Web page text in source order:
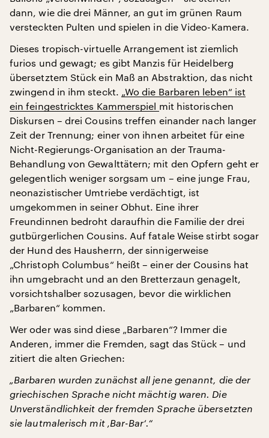
dann, wie die drei Männer, an gut im grünen Raum
versteckten Pulten und spielen in die Video-Kamera.
Dieses tropisch-virtuelle Arrangement ist ziemlich
furios und gewagt; es gibt Manzis für Heidelberg
übersetztem Stück ein Maß an Abstraktion, das nicht
zwingend in ihm steckt. „Wo die Barbaren leben“ ist
ein feingestricktes Kammerspiel mit historischen
Diskursen – drei Cousins treffen einander nach langer
Zeit der Trennung; einer von ihnen arbeitet für eine
Nicht-Regierungs-Organisation an der Trauma-
Behandlung von Gewalttätern; mit den Opfern geht er
gelegentlich weniger sorgsam um – eine junge Frau,
neonazistischer Umtriebe verdächtigt, ist
umgekommen in seiner Obhut. Eine ihrer
Freundinnen bedroht daraufhin die Familie der drei
gutbürgerlichen Cousins. Auf fatale Weise stirbt sogar
der Hund des Hausherrn, der sinnigerweise
„Christoph Columbus“ heißt – einer der Cousins hat
ihn umgebracht und an den Bretterzaun genagelt,
vorsichtshalber sozusagen, bevor die wirklichen
„Barbaren“ kommen.
Wer oder was sind diese „Barbaren“? Immer die
Anderen, immer die Fremden, sagt das Stück – und
zitiert die alten Griechen:
„Barbaren wurden zunächst all jene genannt, die der
griechischen Sprache nicht mächtig waren. Die
Unverständlichkeit der fremden Sprache übersetzten
sie lautmalerisch mit ‚Bar-Bar‘.“